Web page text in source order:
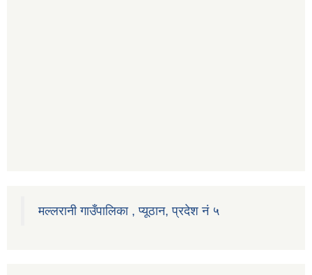
मल्लरानी गाउँपालिका , प्यूठान, प्रदेश नं ५